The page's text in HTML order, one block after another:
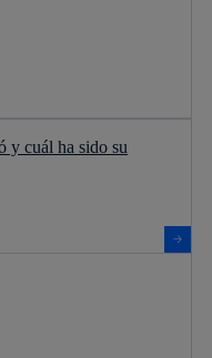
y cuál ha sido su